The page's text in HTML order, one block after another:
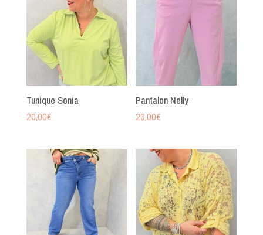
Tunique Sonia
20,00€
Pantalon Nelly
20,00€